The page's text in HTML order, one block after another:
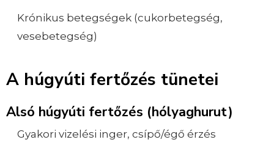
Krónikus betegségek (cukorbetegség,
vesebetegség)
A húgyúti fertőzés tünetei
Alsó húgyúti fertőzés (hólyaghurut)
Gyakori vizelési inger, csípő/égő érzés